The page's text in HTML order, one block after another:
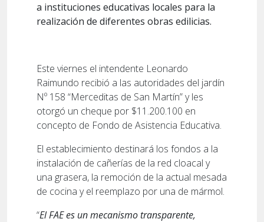
a instituciones educativas locales para la
realización de diferentes obras edilicias.
Este viernes el intendente Leonardo
Raimundo recibió a las autoridades del jardín
Nº 158 “Merceditas de San Martín” y les
otorgó un cheque por $11.200.100 en
concepto de Fondo de Asistencia Educativa.
El establecimiento destinará los fondos a la
instalación de cañerías de la red cloacal y
una grasera, la remoción de la actual mesada
de cocina y el reemplazo por una de mármol.
“El FAE es un mecanismo transparente,